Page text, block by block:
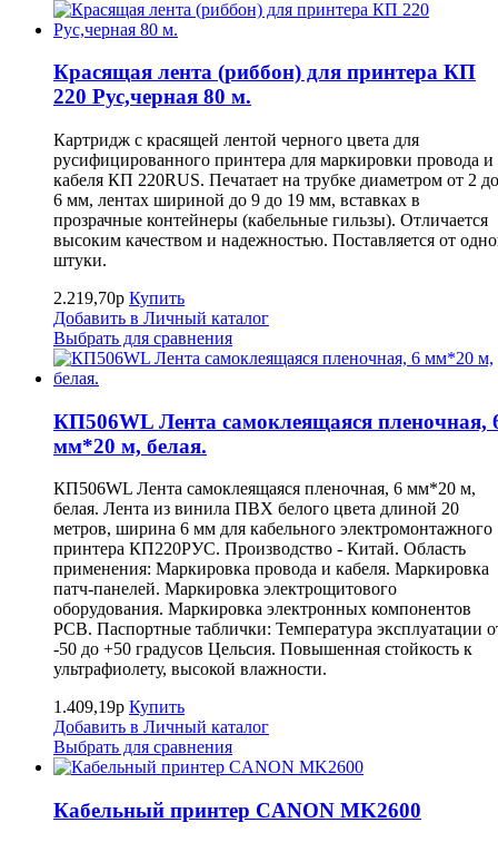
Красящая лента (риббон) для принтера КП
220 Рус,черная 80 м.
Картридж с красящей лентой черного цвета для
русифицированного принтера для маркировки провода и
кабеля КП 220RUS. Печатает на трубке диаметром от 2 до
6 мм, лентах шириной до 9 до 19 мм, вставках в
прозрачные контейнеры (кабельные гильзы). Отличается
высоким качеством и надежностью. Поставляется от
штуки.
2.219,70р Купить
Добавить в Личный каталог
Выбрать для сравнения
КП506WL Лента самоклеящаяся пленочная,
мм*20 м, белая.
КП506WL Лента самоклеящаяся пленочная, 6 мм*20 м,
белая. Лента из винила ПВХ белого цвета длиной 20
метров, ширина 6 мм для кабельного электромонтажного
принтера КП220РУС. Производство - Китай. Область
применения: Маркировка провода и кабеля. Маркировка
патч-панелей. Маркировка электрощитового
оборудования. Маркировка электронных компонентов
РСВ. Паспортные таблички: Температура эксплуатации
-50 до +50 градусов Цельсия. Повышенная стойкость к
ультрафиолету, высокой влажности.
1.409,19р Купить
Добавить в Личный каталог
Выбрать для сравнения
Кабельный принтер CANON MK2600